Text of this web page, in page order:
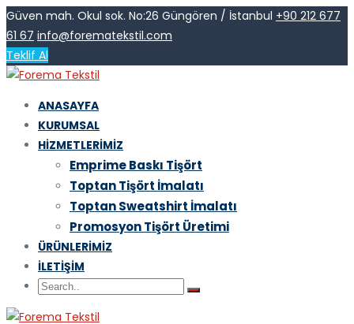
Güven mah. Okul sok. No:26 Güngören / İstanbul +90 212 677
61 67 info@forematekstil.com
Teklif Al
ANASAYFA
KURUMSAL
HIZMETLERIMIZ
Emprime Baskı Tişört
Toptan Tişört İmalatı
Toptan Sweatshirt İmalatı
Promosyon Tişört Üretimi
ÜRÜNLERIMIZ
İLETIŞIM